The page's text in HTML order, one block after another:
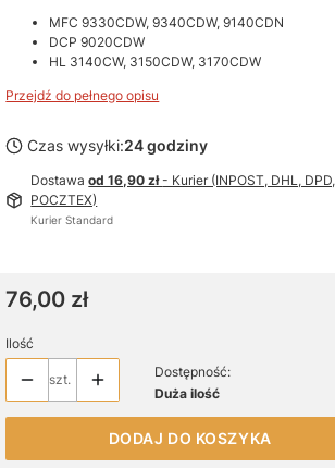
MFC 9330CDW, 9340CDW, 9140CDN
DCP 9020CDW
HL 3140CW, 3150CDW, 3170CDW
Przejdź do pełnego opisu
Czas wysyłki:24 godziny
Dostawaod 16,90 zł- Kurier (INPOST, DHL, DPD,
POCZTEX)
Kurier Standard
Cena
76,00 zł
Ilość
szt.
Dostępność:
Duża ilość
DODAJ DO KOSZYKA